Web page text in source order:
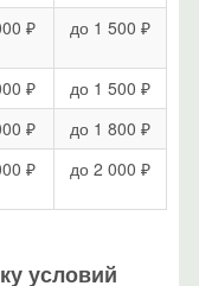
₽ до 1 500 ₽
₽
до 1 500 ₽
₽
до 1 800 ₽
₽ до 2 000 ₽
условий